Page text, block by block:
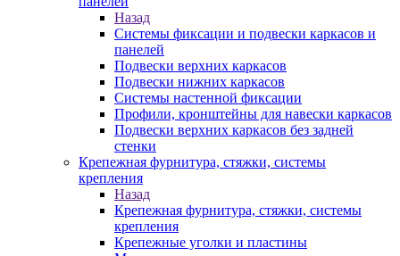
Назад
Системы фиксации и подвески каркасов и
панелей
Подвески верхних каркасов
Подвески нижних каркасов
Системы настенной фиксации
Профили, кронштейны для навески каркасов
Подвески верхних каркасов без задней
стенки
Крепежная фурнитура, стяжки, системы
крепления
Назад
Крепежная фурнитура, стяжки, системы
крепления
Крепежные уголки и пластины